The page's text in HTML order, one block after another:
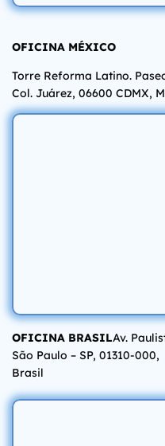
OFICINA MÉXICO
Torre Reforma Latino.
Col. Juárez, 06600 CDMX,
OFICINA BRASILAv.
São Paulo – SP, 01310-000,
Brasil